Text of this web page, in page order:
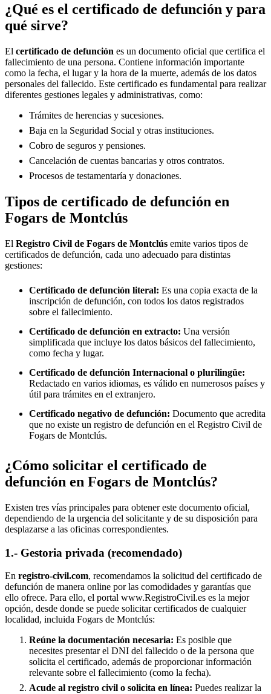
¿Qué es el certificado de defunción y para
qué sirve?
El certificado de defunción es un documento oficial que certifica el
fallecimiento de una persona. Contiene información importante
como la fecha, el lugar y la hora de la muerte, además de los datos
personales del fallecido. Este certificado es fundamental para realizar
diferentes gestiones legales y administrativas, como:
Trámites de herencias y sucesiones.
Baja en la Seguridad Social y otras instituciones.
Cobro de seguros y pensiones.
Cancelación de cuentas bancarias y otros contratos.
Procesos de testamentaría y donaciones.
Tipos de certificado de defunción en
Fogars de Montclús
El Registro Civil de Fogars de Montclús emite varios tipos de
certificados de defunción, cada uno adecuado para distintas
gestiones:
Certificado de defunción literal: Es una copia exacta de la
inscripción de defunción, con todos los datos registrados
sobre el fallecimiento.
Certificado de defunción en extracto: Una versión
simplificada que incluye los datos básicos del fallecimiento,
como fecha y lugar.
Certificado de defunción Internacional o plurilingüe:
Redactado en varios idiomas, es válido en numerosos países y
útil para trámites en el extranjero.
Certificado negativo de defunción: Documento que acredita
que no existe un registro de defunción en el Registro Civil de
Fogars de Montclús.
¿Cómo solicitar el certificado de
defunción en Fogars de Montclús?
Existen tres vías principales para obtener este documento oficial,
dependiendo de la urgencia del solicitante y de su disposición para
desplazarse a las oficinas correspondientes.
1.- Gestoria privada (recomendado)
En registro-civil.com, recomendamos la solicitud del certificado de
defunción de manera online por las comodidades y garantías que
ello ofrece. Para ello, el portal www.RegistroCivil.es es la mejor
opción, desde donde se puede solicitar certificados de cualquier
localidad, incluida Fogars de Montclús:
Reúne la documentación necesaria: Es posible que
necesites presentar el DNI del fallecido o de la persona que
solicita el certificado, además de proporcionar información
relevante sobre el fallecimiento (como la fecha).
Acude al registro civil o solicita en línea: Puedes realizar la